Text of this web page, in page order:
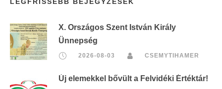
X. Országos Szent István Király
Ünnepség
2026-08-03 CSEMYTIHAMER
Új elemekkel bővült a Felvidéki Értéktár!